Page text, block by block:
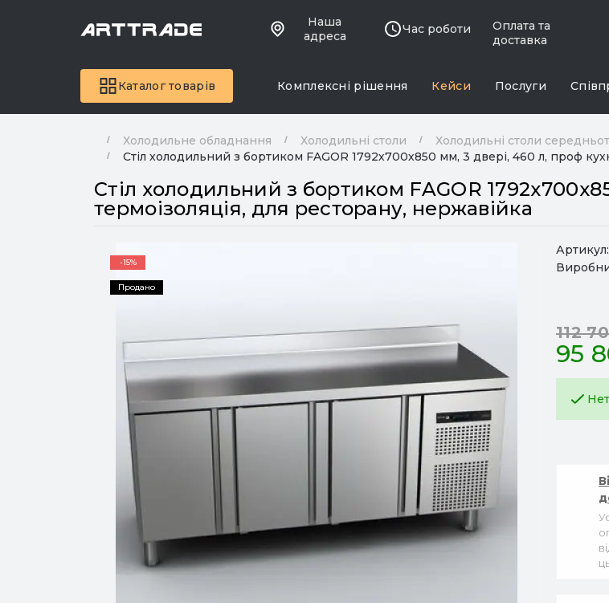
Наша
адреса
Час роботи
Оплата та
доставка
Каталог товарів Комплексні рішення Кейси Послуги
Холодильне обладнання Холодильні столи
Холодильні столи
Стіл холодильний з бортиком FAGOR 1792х700х850 мм, 3 двері, 460 л, проф
Стіл холодильний з бортиком FAGOR
термоізоляція, для ресторану, нержавійка
-15%
Продано
Артикул:
95
112